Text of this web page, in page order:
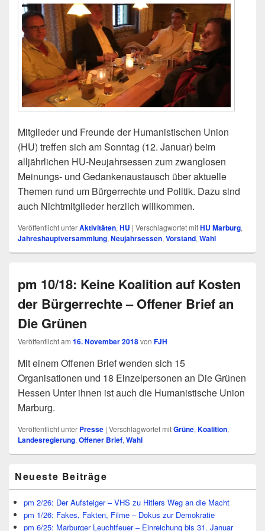
Mitglieder und Freunde der Humanistischen Union
(HU) treffen sich am Sonntag (12. Januar) beim
alljährlichen HU-Neujahrsessen zum zwanglosen
Meinungs- und Gedankenaustausch über aktuelle
Themen rund um Bürgerrechte und Politik. Dazu sind
auch Nichtmitglieder herzlich willkommen.
Veröffentlicht unterAktivitäten,HU | Verschlagwortet mitHU Marburg,
Jahreshauptversammlung,Neujahrsessen,Vorstand,Wahl
pm 10/18: Keine Koalition auf Kosten
der Bürgerrechte – Offener Brief an
Die Grünen
Veröffentlicht am 16. November 2018von FJH
Mit einem Offenen Brief wenden sich 15
Organisationen und 18 Einzelpersonen an Die Grünen
Hessen Unter ihnen ist auch die Humanistische Union
Marburg.
Veröffentlicht unter Presse | Verschlagwortet mitGrüne,Koalition,
Landesregierung,Offener Brief,Wahl
Seitenleisten
Widget-
Bereich
Neueste Beiträge
pm 2/26: Der Aufsteiger – VHS zu Hitlers Weg an die Macht
pm 1/26: Fakes, Fakten, Filme – Dokus zur Demokratie
pm 6/25: Marburger Leuchtfeuer – Einreichung bis 31. Januar